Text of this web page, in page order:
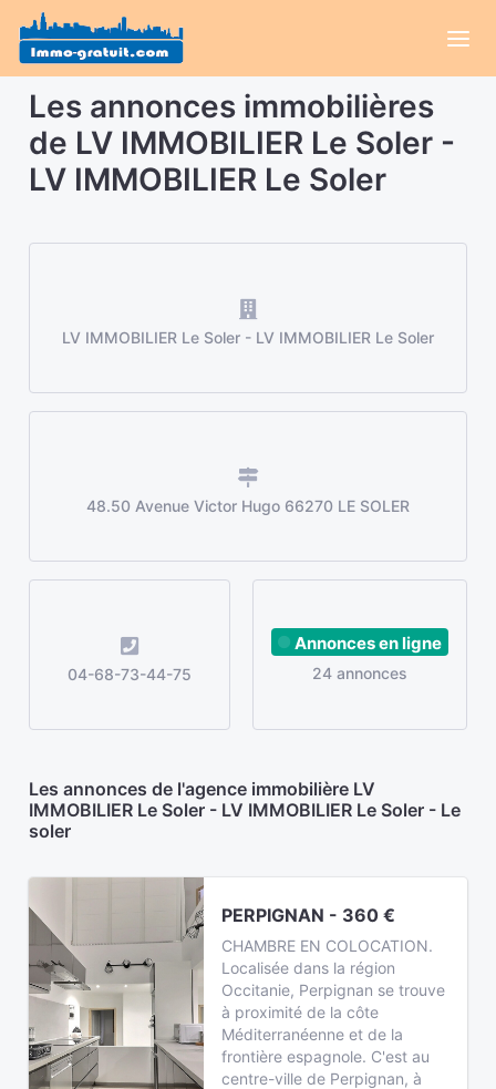
Les annonces immobilières
de LV IMMOBILIER Le Soler -
LV IMMOBILIER Le Soler
LV IMMOBILIER Le Soler - LV IMMOBILIER Le Soler
48.50 Avenue Victor Hugo 66270 LE SOLER
04-68-73-44-75
Annonces en ligne
24 annonces
Les annonces de l'agence immobilière LV
IMMOBILIER Le Soler - LV IMMOBILIER Le Soler - Le
soler
PERPIGNAN - 360 €
CHAMBRE EN COLOCATION.
Localisée dans la région
Occitanie, Perpignan se trouve
à proximité de la côte
Méditerranéenne et de la
frontière espagnole. C'est au
centre-ville de Perpignan, à